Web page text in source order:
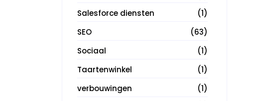
Salesforce diensten
(1)
SEO
(63)
Sociaal
(1)
Taartenwinkel
(1)
verbouwingen
(1)